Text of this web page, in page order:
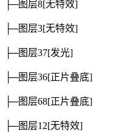
├─图层8[无特效]
├─图层3[无特效]
├─图层37[发光]
├─图层36[正片叠底]
├─图层68[正片叠底]
├─图层12[无特效]